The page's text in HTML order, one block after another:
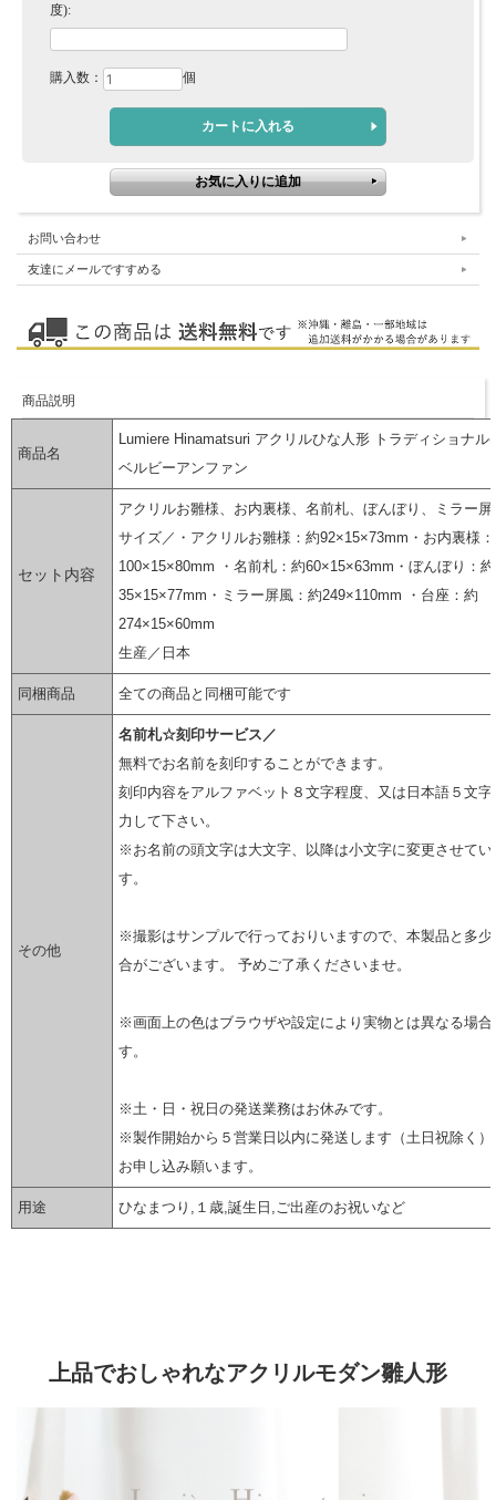
度):
購入数： 個
お問い合わせ
友達にメールですすめる
商品説明
商品名
Lumiere Hinamatsuri アクリルひな人形 トラディショナル
ベルビーアンファン
セット内容
アクリルお雛様、お内裏様、名前札、ぼんぼり、ミラー屏
サイズ／・アクリルお雛様：約92×15×73mm・お内裏様
100×15×80mm ・名前札：約60×15×63mm・ぼんぼり：約
35×15×77mm・ミラー屏風：約249×110mm ・台座：約
274×15×60mm
生産／日本
同梱商品 全ての商品と同梱可能です
その他
名前札☆刻印サービス／
無料でお名前を刻印することができます。
刻印内容をアルファベット８文字程度、又は日本語５文
力して下さい。
※お名前の頭文字は大文字、以降は小文字に変更させてい
す。
※撮影はサンプルで行っておりいますので、本製品と多少
合がございます。 予めご了承くださいませ。
※画面上の色はブラウザや設定により実物とは異なる場合
す。
※土・日・祝日の発送業務はお休みです。
※製作開始から５営業日以内に発送します（土日祝除く
お申し込み願います。
用途 ひなまつり,１歳,誕生日,ご出産のお祝いなど
上品でおしゃれなアクリルモダン雛人形